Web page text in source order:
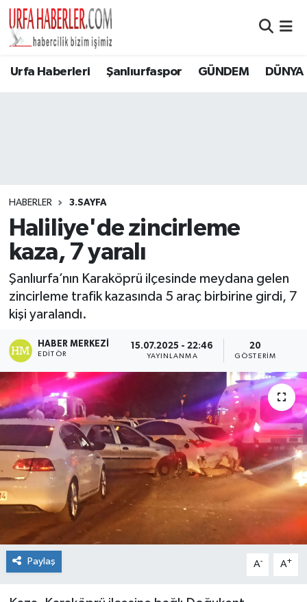
Urfa Haberleri Şanlıurfaspor GÜNDEM DÜNYA
HABERLER 3.SAYFA
Haliliye'de zincirleme
kaza, 7 yaralı
Şanlıurfa’nın Karaköprü ilçesinde meydana gelen
zincirleme trafik kazasında 5 araç birbirine girdi, 7
kişi yaralandı.
HABER MERKEZI
EDITÖR
15.07.2025 - 22:46
YAYINLANMA
20
GÖSTERIM
Paylaş A- A+
Şanlıurfa Nöbetçi Eczaneler
Tüm Manşetler
Son Dakika Haberleri
Haber Arşivi